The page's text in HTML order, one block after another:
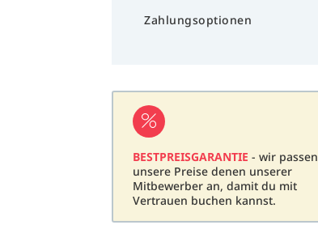
Zahlungsoptionen
BESTPREISGARANTIE - wir passen
unsere Preise denen unserer
Mitbewerber an, damit du mit
Vertrauen buchen kannst.